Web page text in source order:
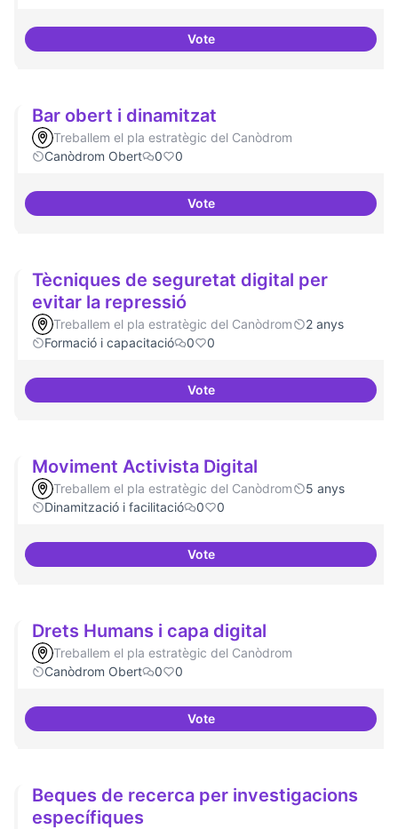
VotePrograma cultural a nivell de
Bar obert i dinamitzat
Treballem el pla estratègic del Canòdrom
Canòdrom Obert
0 0
VoteBar obert i dinamitzat
Tècniques de seguretat digital per
evitar la repressió
Treballem el pla estratègic del Canòdrom
2 anys
Formació i capacitació
0 0
VoteTècniques de seguretat digital
Moviment Activista Digital
Treballem el pla estratègic del Canòdrom
5 anys
Dinamització i facilitació
0 0
VoteMoviment Activista Digital
Drets Humans i capa digital
Treballem el pla estratègic del Canòdrom
Canòdrom Obert
0 0
VoteDrets Humans i capa digital
Beques de recerca per investigacions
específiques